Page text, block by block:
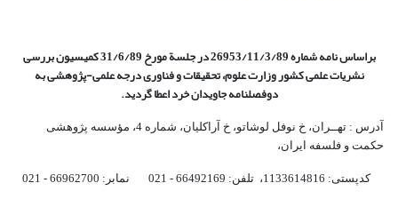
براساس نامه شماره 26953/11/3/89 در جلسة مورخ 31/6/89 کمیسیون
بررسی
نشریات علمی کشور وزارت علوم، تحقیقات و فناوری درجه علمی‌-پژوهشیبه
دوفصلنامه جاویدان خرد اعطا گردید.
آدرس : تهــران، خ نوفل لوشاتو، خ آراکلیان، شماره 4،‌ مؤسسه پژوهشی
حکمت و فلسفه ایران،‌
کدپستی: 1133614816، تلفن: 66492169 - 021 نمابر: 66962700 - 021